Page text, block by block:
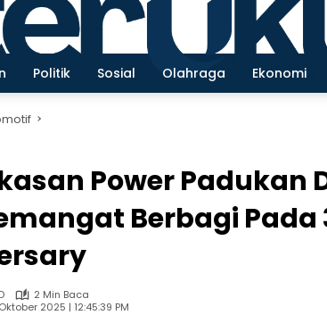
Politik Sosial Olahraga Ekonomi
Power Padukan
Berbagi Pada
2 Min Baca
2025 | 12:45:39 PM